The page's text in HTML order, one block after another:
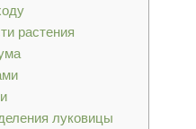
растения
луковицы